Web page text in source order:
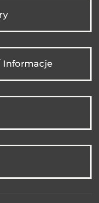
Informacje